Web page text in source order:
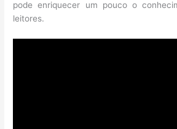
pode enriquecer um pouco o
leitores.